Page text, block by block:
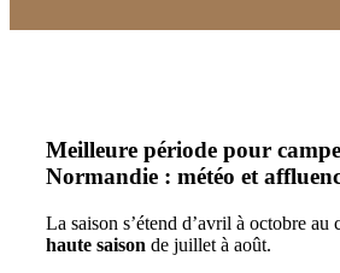
Meilleure période pour
Normandie : météo et
La saison s’étend d’avril à octobre au
haute saison de juillet à août.